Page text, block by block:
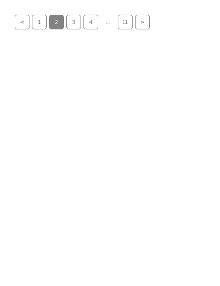
< 1 2 3 4 11 >